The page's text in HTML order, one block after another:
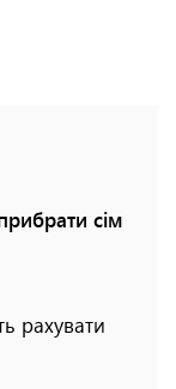
сім
рахувати